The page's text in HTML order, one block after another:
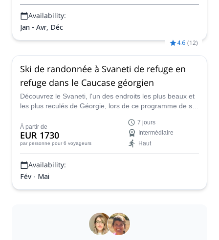
Availability:
Jan - Avr, Déc
4.6 (12)
Ski de randonnée à Svaneti de refuge en
refuge dans le Caucase géorgien
Découvrez le Svaneti, l'un des endroits les plus beaux et
les plus reculés de Géorgie, lors de ce programme de ski
IFMGA.
À partir de
EUR 1730
par personne pour 6 voyageurs
7 jours
Intermédiaire
Haut
Availability:
Fév - Mai